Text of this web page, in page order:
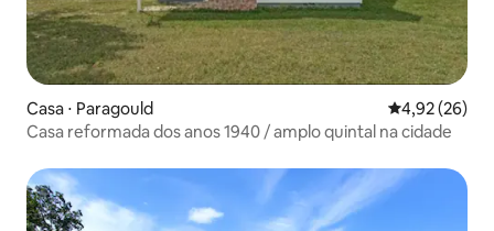
Casa ⋅ Paragould 4,92 de uma
4,92 (26)
Casa reformada dos anos 1940 / amplo quintal na cidade